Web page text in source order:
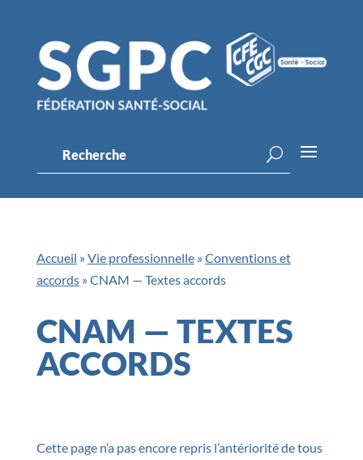
Accueil »Vie professionnelle»Conventions et
accords»CNAM — Textes accords
CNAM — TEXTES
ACCORDS
Cette page n’a pas encore repris l’antériorité de tous